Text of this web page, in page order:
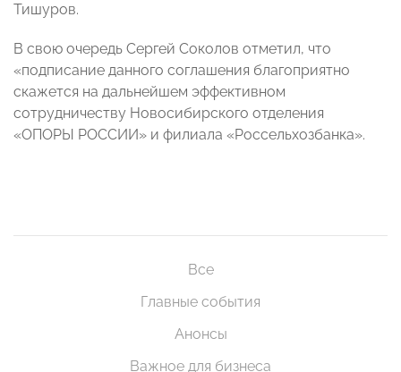
Тишуров.
В свою очередь Сергей Соколов отметил, что
«подписание данного соглашения благоприятно
скажется на дальнейшем эффективном
сотрудничеству Новосибирского отделения
«ОПОРЫ РОССИИ» и филиала «Россельхозбанка».
Все
Главные события
Анонсы
Важное для бизнеса